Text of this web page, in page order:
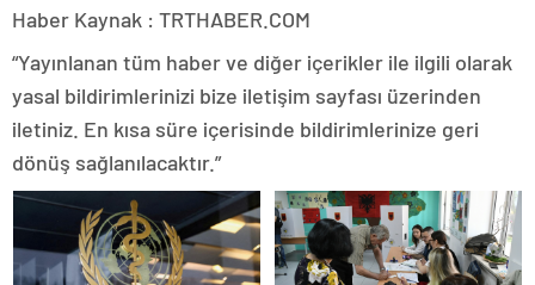
Haber Kaynak : TRTHABER.COM
“Yayınlanan tüm haber ve diğer içerikler ile ilgili olarak
yasal bildirimlerinizi bize iletişim sayfası üzerinden
iletiniz. En kısa süre içerisinde bildirimlerinize geri
dönüş sağlanılacaktır.”